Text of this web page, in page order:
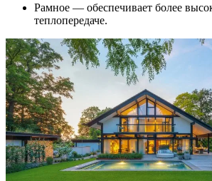
Рамное — обеспечивает более
теплопередаче.